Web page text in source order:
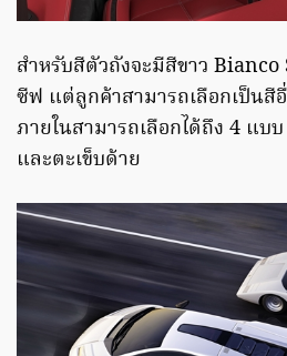
สำหรับสีตัวถังจะมีสีขาว
ซีฟ แต่ลูกค้าสามารถเลือกเป็นสี
ภายในสามารถเลือกได้ถึง 4 แบ
และตะเข็บด้าย